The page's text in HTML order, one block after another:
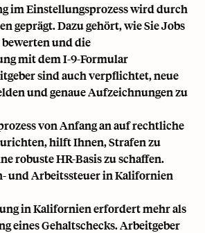
im Einstellungsprozess wird durch
geprägt. Dazu gehört, wie Sie Jobs
und die
mit dem I-9-Formular
sind auch verpflichtet, neue
und genaue Aufzeichnungen zu
von Anfang an auf rechtliche
hilft Ihnen, Strafen zu
robuste HR-Basis zu schaffen.
und Arbeitssteuer in Kalifornien
in Kalifornien erfordert mehr als
eines Gehaltschecks. Arbeitgeber